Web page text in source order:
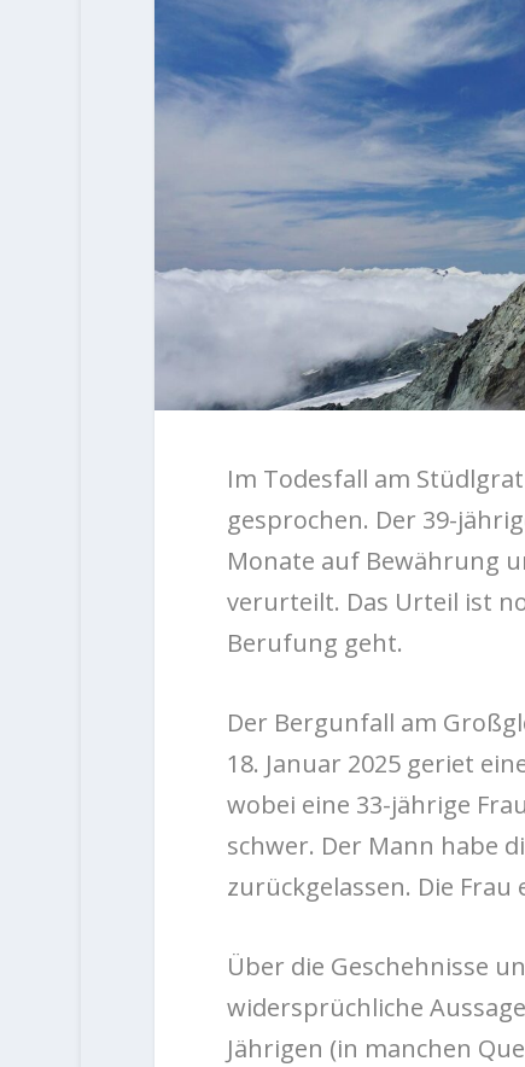
Im Todesfall am
gesprochen. Der 39-
Monate auf Bewährung
verurteilt. Das Urteil ist
Berufung geht.
Der Bergunfall am
18. Januar 2025 geriet
wobei eine 33-jährige
schwer. Der Mann habe
zurückgelassen. Die
Über die Geschehnisse
widersprüchliche
Jährigen (in manchen